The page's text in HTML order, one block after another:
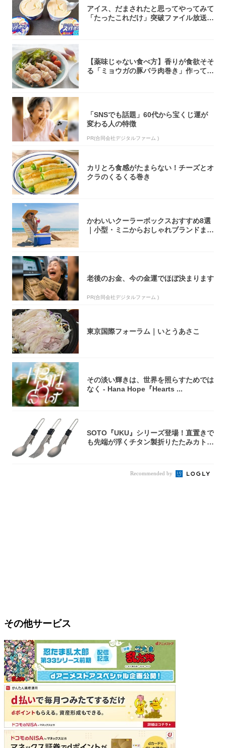
アイス、だまされたと思ってやってみて
「たったこれだけ」突破ファイル放送で
【薬味じゃない食べ方】香りが食欲そそ
る「ミョウガの豚バラ肉巻き」作ってみ
「SNSでも話題」60代から宝くじ運が
変わる人の特徴
PR(合同会社デジタルファーム )
カリとろ食感がたまらない！チーズとオ
クラのくるくる巻き
かわいいクーラーボックスおすすめ8選
｜小型・ミニからおしゃれブランドまで
老後のお金、今の金運でほぼ決まります
PR(合同会社デジタルファーム )
東京国際フォーラム｜いとうあさこ
その淡い輝きは、世界を照らすためでは
なく - Hana Hope『Hearts ...
SOTO『UKU』シリーズ登場！直置きで
も先端が浮くチタン製折りたたみカトラ
Recommended by
その他サービス